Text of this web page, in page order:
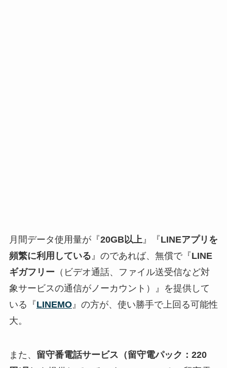
月間データ使用量が『20GB以上 』『LINEアプリを
頻繁に利用している 』のであれば、無償で『LINE
ギガフリー （ビデオ通話、ファイル送受信など対
象サービスの通信がノーカウント）』を提供して
いる『LINEMO』の方が、使い勝手で上回る可能性
大。
また、 留守番電話サービス（留守電パック：220